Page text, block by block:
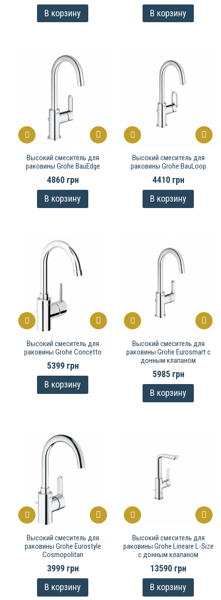
В корзину
В корзину
Высокий смеситель для
раковины Grohe BauEdge
4860 грн
В корзину
Высокий смеситель для
раковины Grohe BauLoop
4410 грн
В корзину
Высокий смеситель для
раковины Grohe Concetto
5399 грн
В корзину
Высокий смеситель для
раковины Grohe Eurosmart с
донным клапаном
5985 грн
В корзину
Высокий смеситель для
раковины Grohe Eurostyle
Cosmopolitan
3999 грн
В корзину
Высокий смеситель для
раковины Grohe Lineare L-Size
с донным клапаном
13590 грн
В корзину